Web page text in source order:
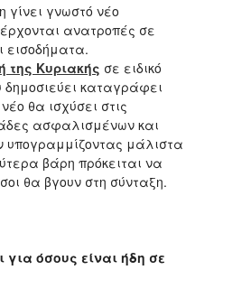
γίνει γνωστό νέο
ανατροπές σε
εισοδήματα.
της Κυριακής σε ειδικό
δημοσιεύει καταγράφει
θα ισχύσει στις
ασφαλισμένων και
υπογραμμίζοντας μάλιστα
βάρη πρόκειται να
θα βγουν στη σύνταξη.
για όσους είναι ήδη σε